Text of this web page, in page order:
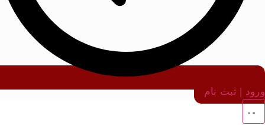
ورود | ثبت نام